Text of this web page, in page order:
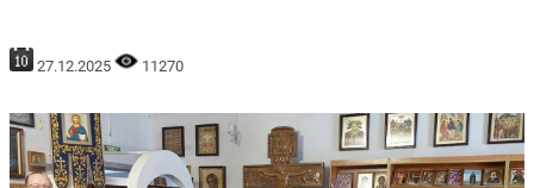
27.12.2025 11270